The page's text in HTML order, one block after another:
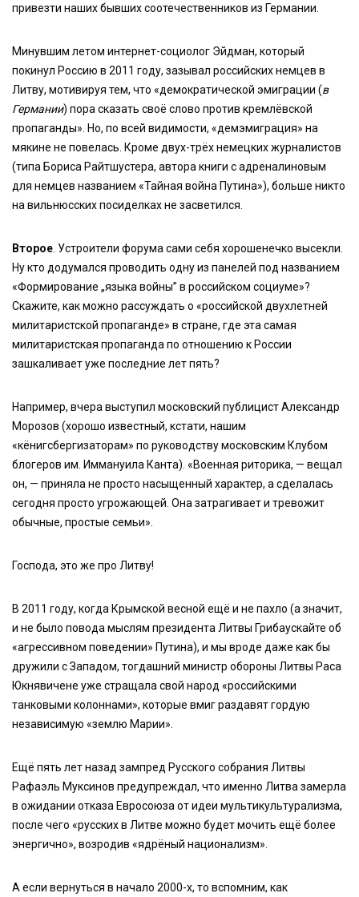
привезти наших бывших соотечественников из Германии.
Минувшим летом интернет-социолог Эйдман, который
покинул Россию в 2011 году, зазывал российских немцев в
Литву, мотивируя тем, что «демократической эмиграции (в
Германии) пора сказать своё слово против кремлёвской
пропаганды». Но, по всей видимости, «демэмиграция» на
мякине не повелась. Кроме двух-трёх немецких журналистов
(типа Бориса Райтшустера, автора книги с адреналиновым
для немцев названием «Тайная война Путина»), больше никто
на вильнюсских посиделках не засветился.
Второе . Устроители форума сами себя хорошенечко высекли.
Ну кто додумался проводить одну из панелей под названием
«Формирование „языка войны” в российском социуме»?
Скажите, как можно рассуждать о «российской двухлетней
милитаристской пропаганде» в стране, где эта самая
милитаристская пропаганда по отношению к России
зашкаливает уже последние лет пять?
Например, вчера выступил московский публицист Александр
Морозов (хорошо известный, кстати, нашим
«кёнигсбергизаторам» по руководству московским Клубом
блогеров им. Иммануила Канта). «Военная риторика, — вещал
он, — приняла не просто насыщенный характер, а сделалась
сегодня просто угрожающей. Она затрагивает и тревожит
обычные, простые семьи».
Господа, это же про Литву!
В 2011 году, когда Крымской весной ещё и не пахло (а значит,
и не было повода мыслям президента Литвы Грибаускайте об
«агрессивном поведении» Путина), и мы вроде даже как бы
дружили с Западом, тогдашний министр обороны Литвы Раса
Юкнявичене уже стращала свой народ «российскими
танковыми колоннами», которые вмиг раздавят гордую
независимую «землю Марии».
Ещё пять лет назад зампред Русского собрания Литвы
Рафаэль Муксинов предупреждал, что именно Литва замерла
в ожидании отказа Евросоюза от идеи мультикультурализма,
после чего «русских в Литве можно будет мочить ещё более
энергично», возродив «ядрёный национализм».
А если вернуться в начало 2000-х, то вспомним, как